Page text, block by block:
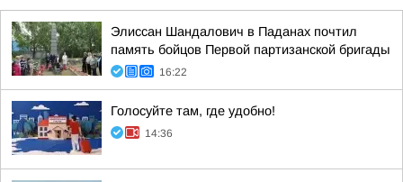
Элиссан Шандалович в Паданах почтил
память бойцов Первой партизанской бригады
16:22
Голосуйте там, где удобно!
14:36